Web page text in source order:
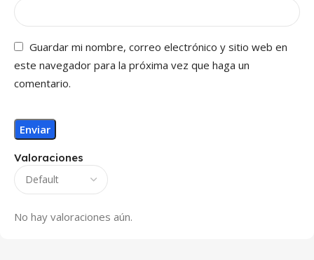
Valoraciones
No hay valoraciones aún.
Guardar mi nombre, correo electrónico y sitio web en
este navegador para la próxima vez que haga un
comentario.